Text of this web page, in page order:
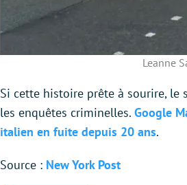
Leanne
Si cette histoire prête à sourire, le
les enquêtes criminelles. Google
italien en fuite depuis 20 ans.
Source : New York Post